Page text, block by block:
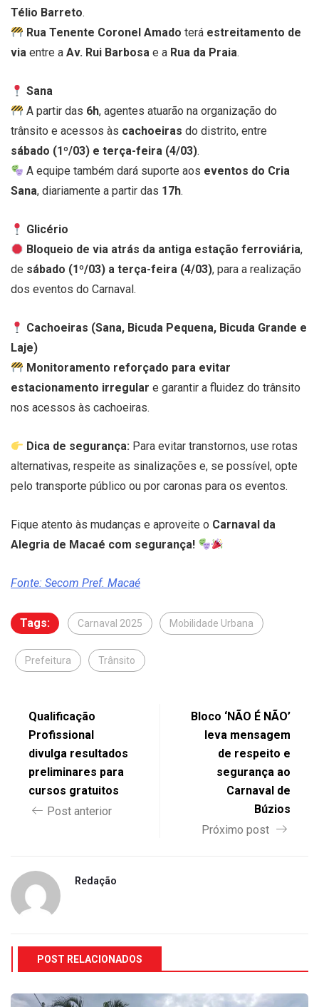
Télio Barreto.
Rua Tenente Coronel Amado terá estreitamento de
via entre a Av. Rui Barbosa e a Rua da Praia.
Sana
A partir das 6h, agentes atuarão na organização do
trânsito e acessos às cachoeiras do distrito, entre
sábado (1º/03) e terça-feira (4/03).
A equipe também dará suporte aos eventos do Cria
Sana, diariamente a partir das 17h.
Glicério
Bloqueio de via atrás da antiga estação ferroviária,
de sábado (1º/03) a terça-feira (4/03), para a realização
dos eventos do Carnaval.
Cachoeiras (Sana, Bicuda Pequena, Bicuda Grande e
Laje)
Monitoramento reforçado para evitar
estacionamento irregular e garantir a fluidez do trânsito
nos acessos às cachoeiras.
Dica de segurança: Para evitar transtornos, use rotas
alternativas, respeite as sinalizações e, se possível, opte
pelo transporte público ou por caronas para os eventos.
Fique atento às mudanças e aproveite o Carnaval da
Alegria de Macaé com segurança!
Fonte: Secom Pref. Macaé
Tags: Carnaval 2025 Mobilidade Urbana
Prefeitura Trânsito
Qualificação
Profissional
divulga resultados
preliminares para
cursos gratuitos
Post anterior
Bloco ‘NÃO É NÃO’
leva mensagem
de respeito e
segurança ao
Carnaval de
Búzios
Próximo post
Redação
POST RELACIONADOS